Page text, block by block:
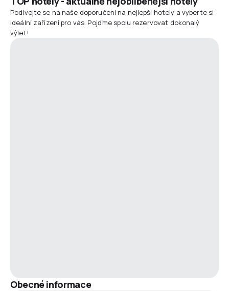
Podívejte se na naše doporučení na nejlepší hotely a vyberte si
ideální zařízení pro vás. Pojďme spolu rezervovat dokonalý
výlet!
Obecné informace